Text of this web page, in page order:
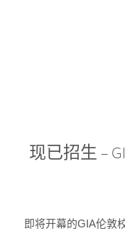
现已招生 –
即将开幕的GIA伦敦